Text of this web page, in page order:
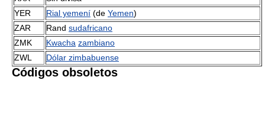
YER
Rial yemení (de Yemen)
ZAR
Rand sudafricano
ZMK
Kwacha zambiano
ZWL
Dólar zimbabuense
Códigos obsoletos